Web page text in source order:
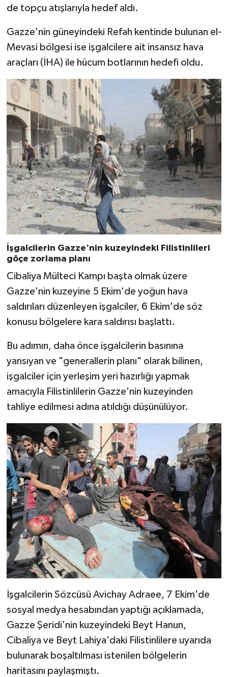
de topçu atışlarıyla hedef aldı.
Gazze'nin güneyindeki Refah kentinde bulunan el-
Mevasi bölgesi ise işgalcilere ait insansız hava
araçları (İHA) ile hücum botlarının hedefi oldu.
İşgalcilerin Gazze'nin kuzeyindeki Filistinlileri
göçe zorlama planı
Cibaliya Mülteci Kampı başta olmak üzere
Gazze'nin kuzeyine 5 Ekim'de yoğun hava
saldırıları düzenleyen işgalciler, 6 Ekim'de söz
konusu bölgelere kara saldırısı başlattı.
Bu adımın, daha önce işgalcilerin basınına
yansıyan ve "generallerin planı" olarak bilinen,
işgalciler için yerleşim yeri hazırlığı yapmak
amacıyla Filistinlilerin Gazze'nin kuzeyinden
tahliye edilmesi adına atıldığı düşünülüyor.
İşgalcilerin Sözcüsü Avichay Adraee, 7 Ekim'de
sosyal medya hesabından yaptığı açıklamada,
Gazze Şeridi'nin kuzeyindeki Beyt Hanun,
Cibaliya ve Beyt Lahiya'daki Filistinlilere uyarıda
bulunarak boşaltılması istenilen bölgelerin
haritasını paylaşmıştı.
Ordu Müftülüğü
Osmaniye Müftülüğü
Rize Müftülüğü
Sakarya Müftülüğü
Samsun Müftülüğü
Siirt Müftülüğü
Sinop Müftülüğü
Sivas Müftülüğü
Şanlıurfa Müftülüğü
Tekirdağ Müftülüğü
Trabzon Müftülüğü
Tunceli Müftülüğü
Van Müftülüğü
Yalova Müftülüğü
Yozgat Müftülüğü
Zonguldak Müftülüğü